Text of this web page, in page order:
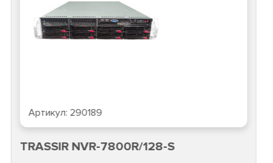
Артикул: 290189
TRASSIR NVR-7800R/128-S